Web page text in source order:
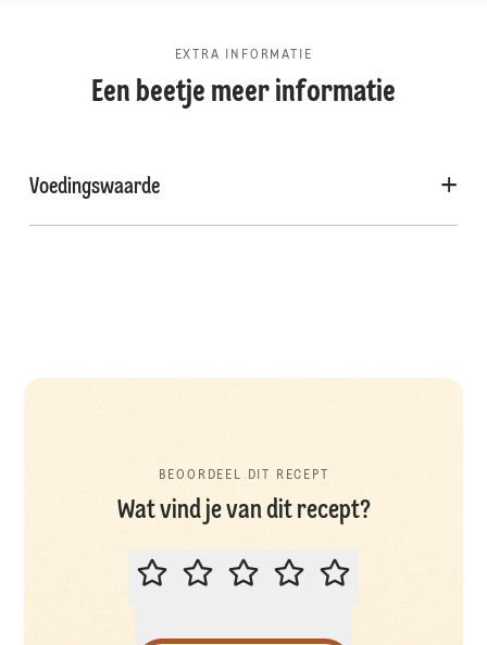
EXTRA INFORMATIE
Een beetje meer informatie
Voedingswaarde
BEOORDEEL DIT RECEPT
Wat vind je van dit recept?
BEOORDEEL DIT RECEPT